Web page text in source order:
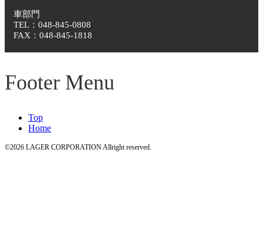
車部門
TEL：048-845-0808
FAX：048-845-1818
Footer Menu
Top
Home
©2026 LAGER CORPORATION Allright reserved.